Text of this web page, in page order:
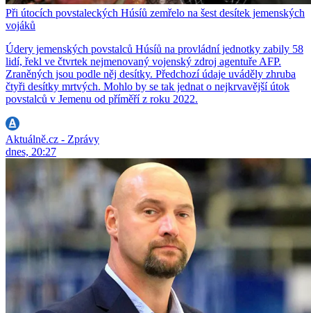
Při útocích povstaleckých Húsíů zemřelo na šest desítek jemenských
vojáků
Údery jemenských povstalců Húsíů na provládní jednotky zabily 58
lidí, řekl ve čtvrtek nejmenovaný vojenský zdroj agentuře AFP.
Zraněných jsou podle něj desítky. Předchozí údaje uváděly zhruba
čtyři desítky mrtvých. Mohlo by se tak jednat o nejkrvavější útok
povstalců v Jemenu od příměří z roku 2022.
Aktuálně.cz - Zprávy
dnes, 20:27